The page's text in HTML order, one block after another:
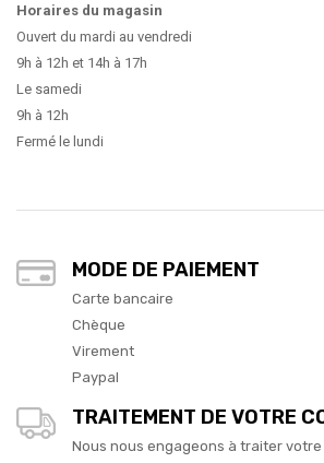
Horaires du magasin
Ouvert du mardi au vendredi
9h à 12h et 14h à 17h
Le samedi
9h à 12h
Fermé le lundi
MODE DE PAIEMENT
Carte bancaire
Chèque
Virement
Paypal
TRAITEMENT DE VOTRE
Nous nous engageons à traiter